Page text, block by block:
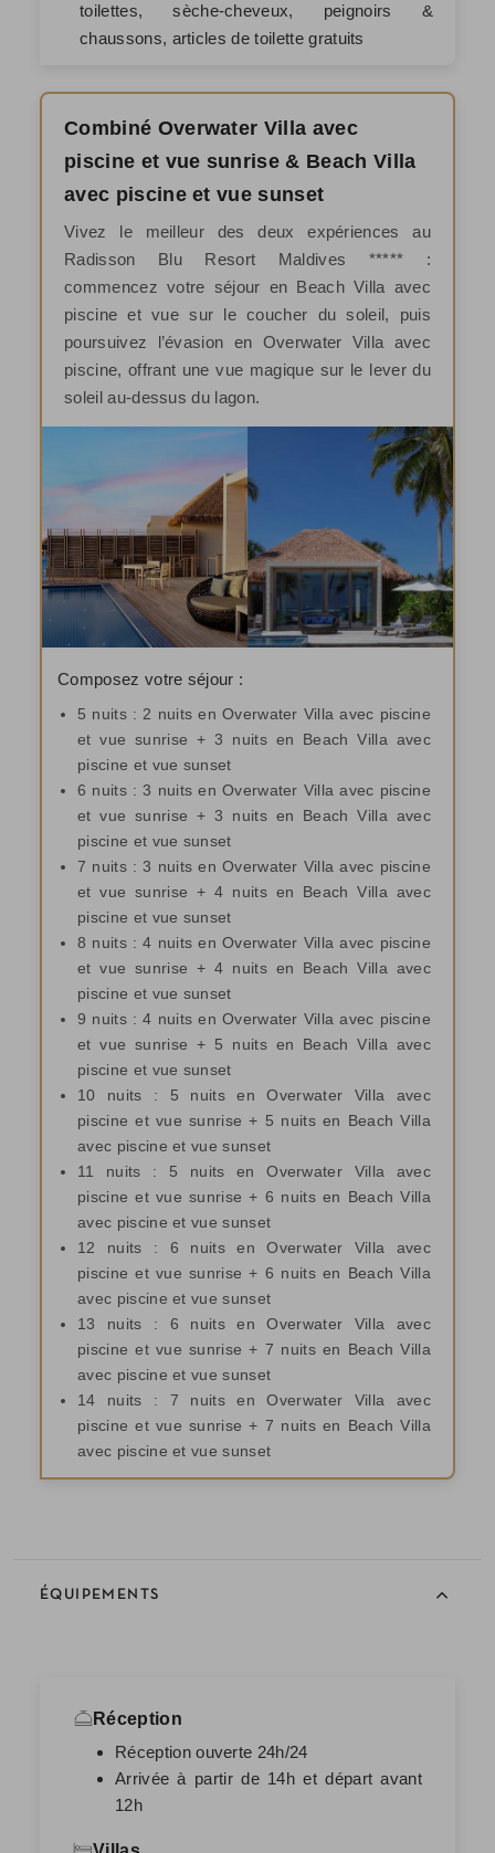
toilettes, sèche-cheveux, peignoirs &
chaussons, articles de toilette gratuits
Combiné Overwater Villa avec
piscine et vue sunrise & Beach Villa
avec piscine et vue sunset
Vivez le meilleur des deux expériences au
Radisson Blu Resort Maldives ***** :
commencez votre séjour en Beach Villa avec
piscine et vue sur le coucher du soleil, puis
poursuivez l’évasion en Overwater Villa avec
piscine, offrant une vue magique sur le lever du
soleil au-dessus du lagon.
Composez votre séjour :
5 nuits : 2 nuits en Overwater Villa avec piscine
et vue sunrise + 3 nuits en Beach Villa avec
piscine et vue sunset
6 nuits : 3 nuits en Overwater Villa avec piscine
et vue sunrise + 3 nuits en Beach Villa avec
piscine et vue sunset
7 nuits : 3 nuits en Overwater Villa avec piscine
et vue sunrise + 4 nuits en Beach Villa avec
piscine et vue sunset
8 nuits : 4 nuits en Overwater Villa avec piscine
et vue sunrise + 4 nuits en Beach Villa avec
piscine et vue sunset
9 nuits : 4 nuits en Overwater Villa avec piscine
et vue sunrise + 5 nuits en Beach Villa avec
piscine et vue sunset
10 nuits : 5 nuits en Overwater Villa avec
piscine et vue sunrise + 5 nuits en Beach Villa
avec piscine et vue sunset
11 nuits : 5 nuits en Overwater Villa avec
piscine et vue sunrise + 6 nuits en Beach Villa
avec piscine et vue sunset
12 nuits : 6 nuits en Overwater Villa avec
piscine et vue sunrise + 6 nuits en Beach Villa
avec piscine et vue sunset
13 nuits : 6 nuits en Overwater Villa avec
piscine et vue sunrise + 7 nuits en Beach Villa
avec piscine et vue sunset
14 nuits : 7 nuits en Overwater Villa avec
piscine et vue sunrise + 7 nuits en Beach Villa
avec piscine et vue sunset
ÉQUIPEMENTS
Réception
Réception ouverte 24h/24
Arrivée à partir de 14h et départ avant
12h